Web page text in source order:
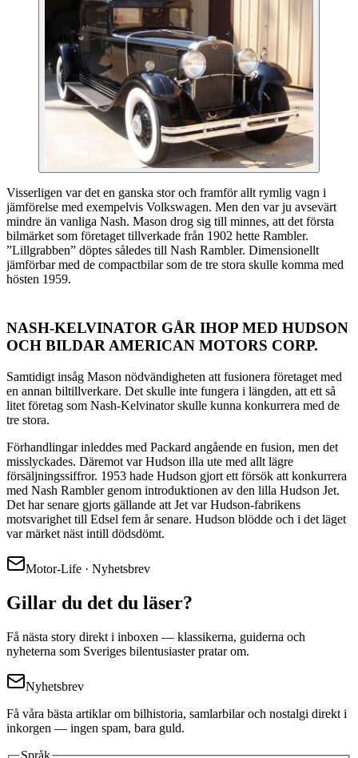
Visserligen var det en ganska stor och framför allt rymlig vagn i
jämförelse med exempelvis Volkswagen. Men den var ju avsevärt
mindre än vanliga Nash. Mason drog sig till minnes, att det första
bilmärket som företaget tillverkade från 1902 hette Rambler.
”Lillgrabben” döptes således till Nash Rambler. Dimensionellt
jämförbar med de compactbilar som de tre stora skulle komma med
hösten 1959.
NASH-KELVINATOR GÅR IHOP MED HUDSON
OCH BILDAR AMERICAN MOTORS CORP.
Samtidigt insåg Mason nödvändigheten att fusionera företaget med
en annan biltillverkare. Det skulle inte fungera i längden, att ett så
litet företag som Nash-Kelvinator skulle kunna konkurrera med de
tre stora.
Förhandlingar inleddes med Packard angående en fusion, men det
misslyckades. Däremot var Hudson illa ute med allt lägre
försäljningssiffror. 1953 hade Hudson gjort ett försök att konkurrera
med Nash Rambler genom introduktionen av den lilla Hudson Jet.
Det har senare gjorts gällande att Jet var Hudson-fabrikens
motsvarighet till Edsel fem år senare. Hudson blödde och i det läget
var märket näst intill dödsdömt.
Motor-Life · Nyhetsbrev
Gillar du det du läser?
Få nästa story direkt i inboxen — klassikerna, guiderna och
nyheterna som Sveriges bilentusiaster pratar om.
Nyhetsbrev
Få våra bästa artiklar om bilhistoria, samlarbilar och nostalgi direkt i
inkorgen — ingen spam, bara guld.
Språk